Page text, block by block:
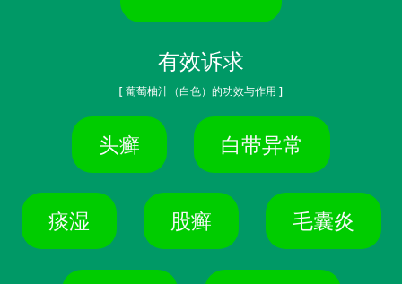
有效诉求
[ 葡萄柚汁（白色）的功效与作用 ]
头癣 白带异常
痰湿 股癣 毛囊炎